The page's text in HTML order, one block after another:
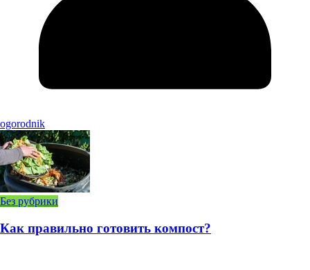
ogorodnik
Без рубрики
Как правильно готовить компост?